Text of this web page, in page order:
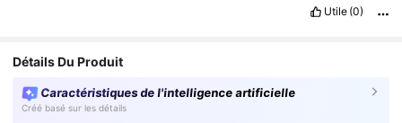
Utile (0)
Détails Du Produit
Caractéristiques de l'intelligence artificielle
Créé basé sur les détails